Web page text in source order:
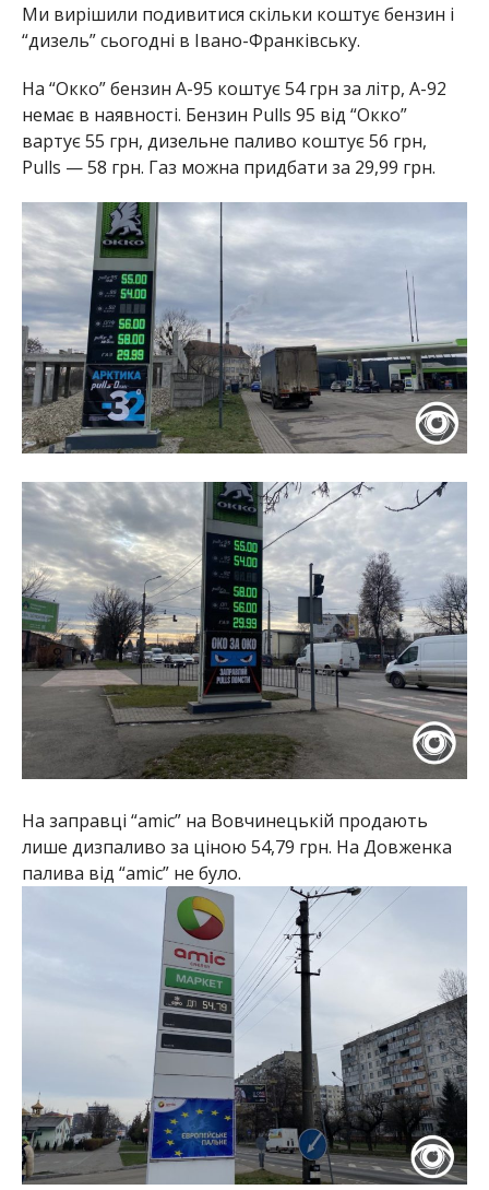
Ми вирішили подивитися скільки коштує бензин і
“дизель” сьогодні в Івано-Франківську.
На “Окко” бензин А-95 коштує 54 грн за літр, А-92
немає в наявності. Бензин Pulls 95 від “Окко”
вартує 55 грн, дизельне паливо коштує 56 грн,
Pulls — 58 грн. Газ можна придбати за 29,99 грн.
На заправці “amic” на Вовчинецькій продають
лише дизпаливо за ціною 54,79 грн. На Довженка
палива від “amic” не було.